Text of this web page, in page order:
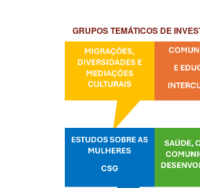
GRUPOS TEMÁTICOS DE